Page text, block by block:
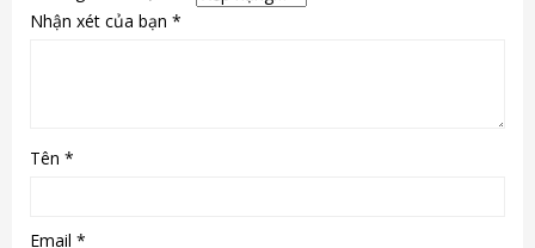
Nhận xét của bạn *
Tên *
Email *